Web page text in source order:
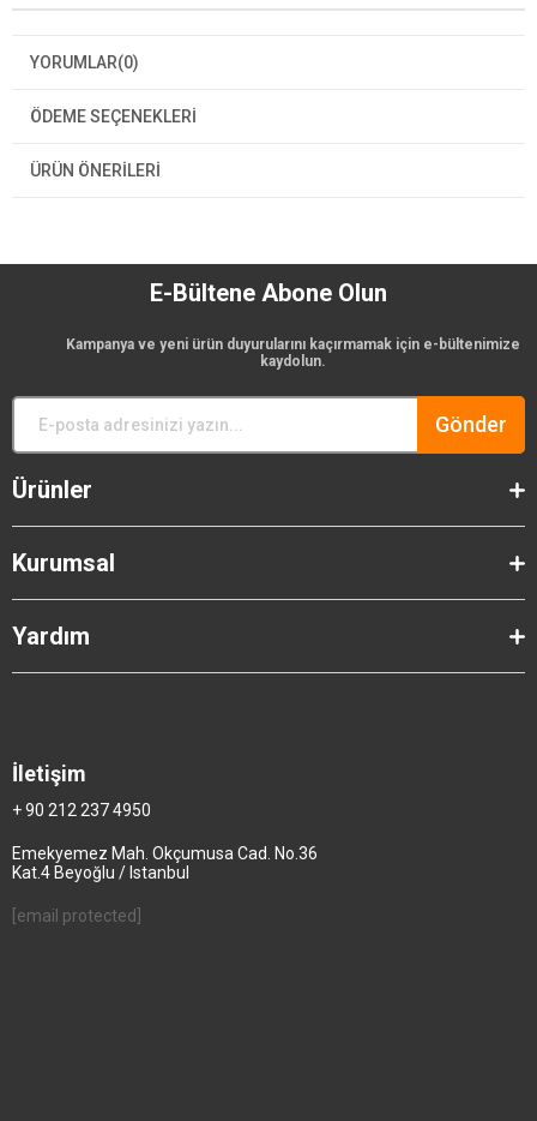
YORUMLAR(0)
ÖDEME SEÇENEKLERI
ÜRÜN ÖNERILERI
E-Bültene Abone Olun
Kampanya ve yeni ürün duyurularını kaçırmamak için e-bültenimize
kaydolun.
Gönder
Ürünler
Kurumsal
Yardım
İletişim
+ 90 212 237 4950
Emekyemez Mah. Okçumusa Cad. No.36
Kat.4 Beyoğlu / Istanbul
[email protected]